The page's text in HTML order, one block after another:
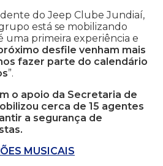
do Jeep Clube Jundiaí,
está se mobilizando
uma primeira experiência e
desfile venham mais
fazer parte do calendário
”.
o apoio da Secretaria de
cerca de 15 agentes
a segurança de
MUSICAIS